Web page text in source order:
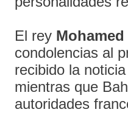
El rey Mohamed
condolencias al
recibido la
mientras que
autoridades